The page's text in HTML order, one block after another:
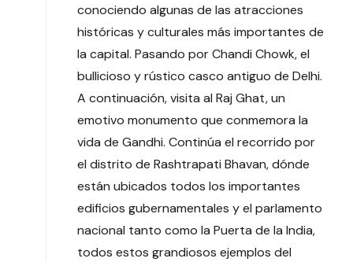
conociendo algunas de las atracciones
históricas y culturales más importantes de
la capital. Pasando por Chandi Chowk, el
bullicioso y rústico casco antiguo de Delhi.
A continuación, visita al Raj Ghat, un
emotivo monumento que conmemora la
vida de Gandhi. Continúa el recorrido por
el distrito de Rashtrapati Bhavan, dónde
están ubicados todos los importantes
edificios gubernamentales y el parlamento
nacional tanto como la Puerta de la India,
todos estos grandiosos ejemplos del